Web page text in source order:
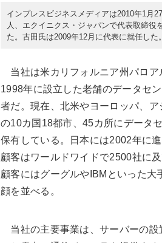
インプレスビジネスメディアは2010年1月
人、エクイニクス・ジャパンで代表取締
た。古田氏は2009年12月に代表に就任した。
当社は米カリフォルニア州パロア
1998年に設立した老舗のデータセ
者だ。現在、北米やヨーロッパ、ア
の10カ国18都市、45カ所にデータ
保有している。日本には2002年に進
顧客はワールドワイドで2500社に
顧客にはグーグルやIBMといった大
顔を並べる。
当社の主要事業は、サーバーの設